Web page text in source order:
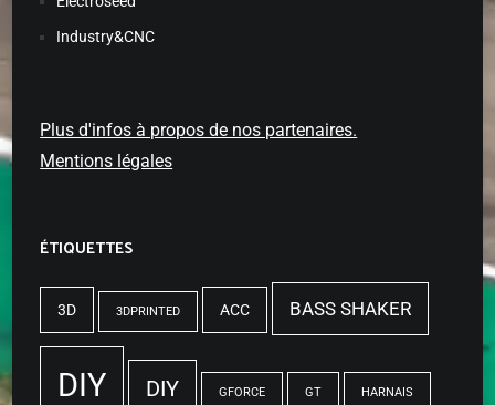
Industry&CNC
Plus d'infos à propos de nos partenaires.
Mentions légales
ÉTIQUETTES
3D 3DPRINTED ACC BASS SHAKER
DIY DIY GFORCE GT HARNAIS